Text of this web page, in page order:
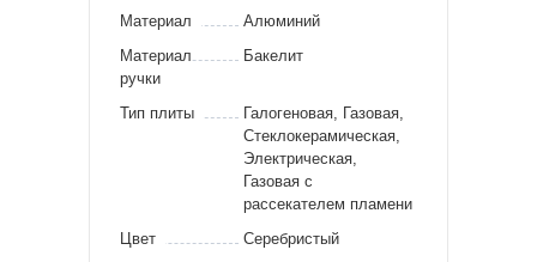
Материал
Алюминий
Материал
ручки
Бакелит
Тип плиты
Галогеновая, Газовая,
Стеклокерамическая,
Электрическая,
Газовая с
рассекателем пламени
Цвет
Серебристый